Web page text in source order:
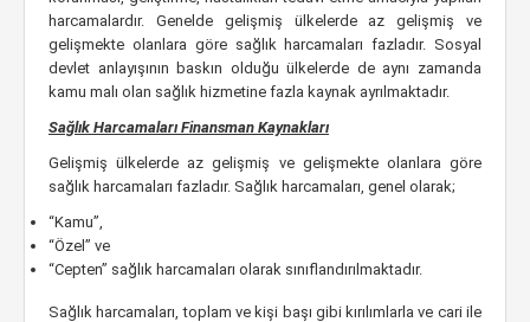
harcamalardır. Genelde gelişmiş ülkelerde az gelişmiş ve
gelişmekte olanlara göre sağlık harcamaları fazladır. Sosyal
devlet anlayışının baskın olduğu ülkelerde de aynı zamanda
kamu malı olan sağlık hizmetine fazla kaynak ayrılmaktadır.
Sağlık Harcamaları Finansman Kaynakları
Gelişmiş ülkelerde az gelişmiş ve gelişmekte olanlara göre
sağlık harcamaları fazladır. Sağlık harcamaları, genel olarak;
“Kamu”,
“Özel” ve
“Cepten” sağlık harcamaları olarak sınıflandırılmaktadır.
Sağlık harcamaları, toplam ve kişi başı gibi kırılımlarla ve cari ile